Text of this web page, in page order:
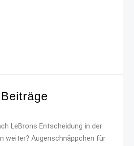
LeBrons Entscheidung in der
weiter? Augenschnäppchen für